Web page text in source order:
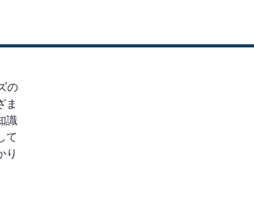
の
ま
識
て
り